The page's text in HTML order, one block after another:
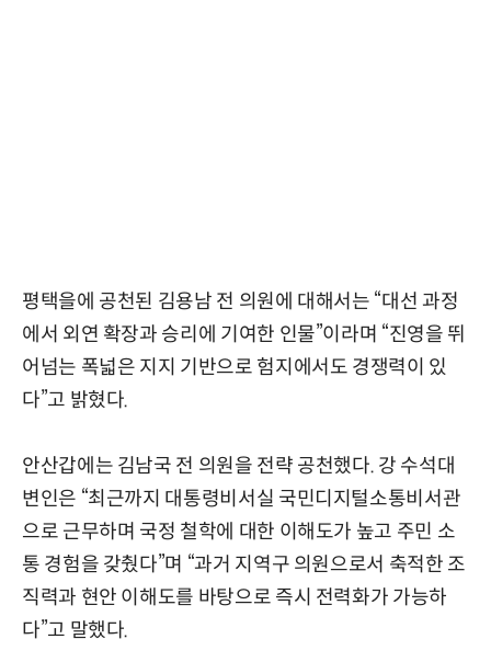
평택을에 공천된 김용남 전 의원에 대해서는 “대선 과정
에서 외연 확장과 승리에 기여한 인물”이라며 “진영을 뛰
어넘는 폭넓은 지지 기반으로 험지에서도 경쟁력이 있
다”고 밝혔다.
안산갑에는 김남국 전 의원을 전략 공천했다. 강 수석대
변인은 “최근까지 대통령비서실 국민디지털소통비서관
으로 근무하며 국정 철학에 대한 이해도가 높고 주민 소
통 경험을 갖췄다”며 “과거 지역구 의원으로서 축적한 조
직력과 현안 이해도를 바탕으로 즉시 전력화가 가능하
다”고 말했다.